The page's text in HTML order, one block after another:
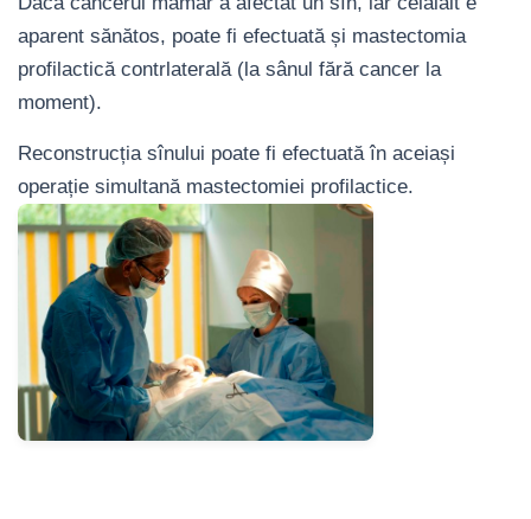
aparent sănătos, poate fi efectuată și mastectomia
profilactică contrlaterală (la sânul fără cancer la
moment).
Reconstrucția sînului poate fi efectuată în aceiași
operație simultană mastectomiei profilactice.